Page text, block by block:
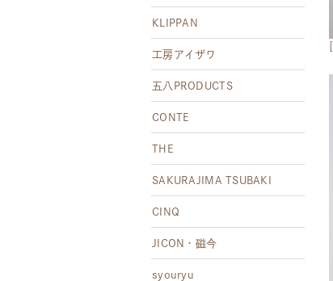
KLIPPAN
工房アイザワ
五八PRODUCTS
CONTE
THE
SAKURAJIMA TSUBAKI
CINQ
JICON・磁今
syouryu